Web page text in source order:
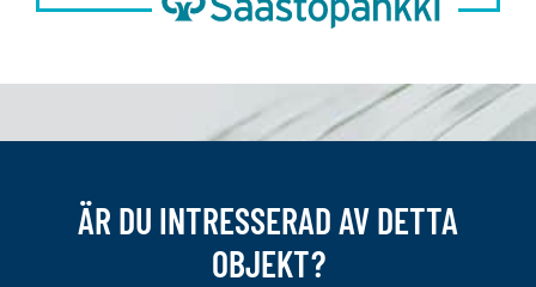
ÄR DU INTRESSERAD AV DETTA
OBJEKT?